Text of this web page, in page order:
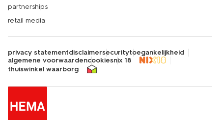
partnerships
retail media
privacy statementdisclaimersecuritytoegankelijkheid
algemene voorwaardencookiesnix 18
thuiswinkel waarborg